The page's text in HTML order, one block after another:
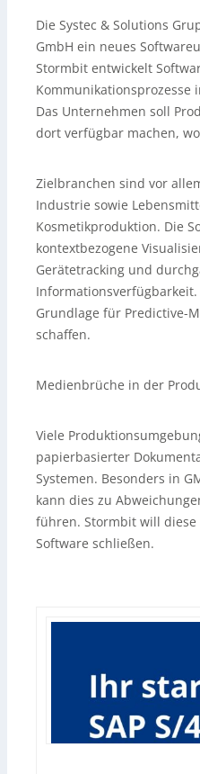
Die Systec & Solutions
GmbH ein neues
Stormbit entwickelt
Kommunikationsprozesse
Das Unternehmen soll
dort verfügbar machen,
Zielbranchen sind vor
Industrie sowie
Kosmetikproduktion. Die
kontextbezogene
Gerätetracking und
Grundlage für Predictive-
schaffen.
Medienbrüche in der
Viele
papierbasierter
Systemen. Besonders in
kann dies zu
führen. Stormbit will
Software schließen.